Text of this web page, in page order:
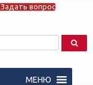
Задать вопрос
МЕНЮ